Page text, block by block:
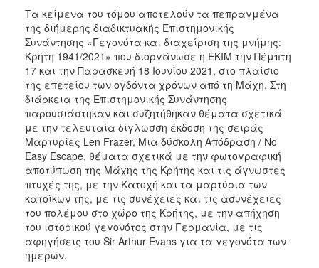
ΔΗΜΟΣ
ΠΟΛΙΤΙΣΜΟΣ
ΑΝΘΕΚΤΙΚΗ
ΠΟΛΗ
Τα κείμενα του τόμου αποτελούν τα πεπραγμένα
της διήμερης διαδικτυακής Επιστημονικής
Συνάντησης «Γεγονότα και διαχείριση της μνήμης:
Κρήτη 1941/2021» που διοργάνωσε η ΕΚΙΜ την Πέμπτη
17 και την Παρασκευή 18 Ιουνίου 2021, στο πλαίσιο
της επετείου των ογδόντα χρόνων από τη Μάχη. Στη
διάρκεια της Επιστημονικής Συνάντησης
παρουσιάστηκαν και συζητήθηκαν θέματα σχετικά
με την τελευταία δίγλωσση έκδοση της σειράς
Μαρτυρίες Len Frazer, Μια δύσκολη Απόδραση / No
Easy Escape, θέματα σχετικά με την φωτογραφική
αποτύπωση της Μάχης της Κρήτης και τις άγνωστες
πτυχές της, με την Κατοχή και τα μαρτύρια των
κατοίκων της, με τις συνέχειες και τις ασυνέχειες
του πολέμου στο χώρο της Κρήτης, με την απήχηση
του ιστορικού γεγονότος στην Γερμανία, με τις
αφηγήσεις του Sir Arthur Evans για τα γεγονότα των
ημερών.